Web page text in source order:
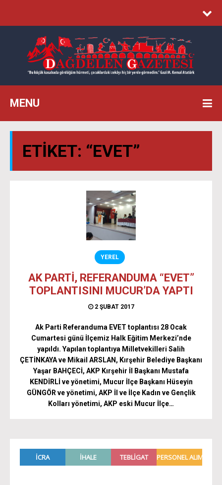
MENU
ETIKET: “EVET”
YEREL
AK PARTİ, REFERANDUMA “EVET”
TOPLANTISINI MUCUR’DA YAPTI
2 ŞUBAT 2017
Ak Parti Referanduma EVET toplantısı 28 Ocak
Cumartesi günü İlçemiz Halk Eğitim Merkezi’nde
yapıldı. Yapılan toplantıya Milletvekilleri Salih
ÇETİNKAYA ve Mikail ARSLAN, Kırşehir Belediye Başkanı
Yaşar BAHÇECİ, AKP Kırşehir İl Başkanı Mustafa
KENDİRLİ ve yönetimi, Mucur İlçe Başkanı Hüseyin
GÜNGÖR ve yönetimi, AKP İl ve İlçe Kadın ve Gençlik
Kolları yönetimi, AKP eski Mucur İlçe…